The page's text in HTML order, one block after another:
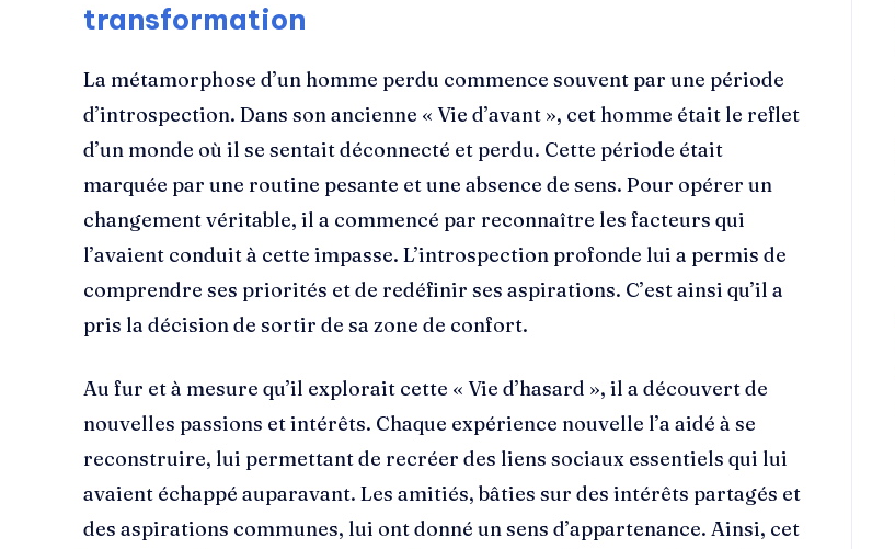
transformation
La métamorphose d’un homme perdu commence souvent par une période
d’introspection. Dans son ancienne « Vie d’avant », cet homme était le reflet
d’un monde où il se sentait déconnecté et perdu. Cette période était
marquée par une routine pesante et une absence de sens. Pour opérer un
changement véritable, il a commencé par reconnaître les facteurs qui
l’avaient conduit à cette impasse. L’introspection profonde lui a permis de
comprendre ses priorités et de redéfinir ses aspirations. C’est ainsi qu’il a
pris la décision de sortir de sa zone de confort.
Au fur et à mesure qu’il explorait cette « Vie d’hasard », il a découvert de
nouvelles passions et intérêts. Chaque expérience nouvelle l’a aidé à se
reconstruire, lui permettant de recréer des liens sociaux essentiels qui lui
avaient échappé auparavant. Les amitiés, bâties sur des intérêts partagés et
des aspirations communes, lui ont donné un sens d’appartenance. Ainsi, cet